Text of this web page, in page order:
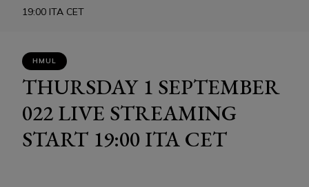
19:00 ITA CET
HMUL
THURSDAY 1 SEPTEMBER
022 LIVE STREAMING
START 19:00 ITA CET